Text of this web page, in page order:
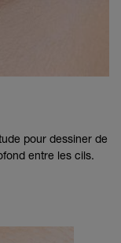
pour dessiner de
entre les cils.